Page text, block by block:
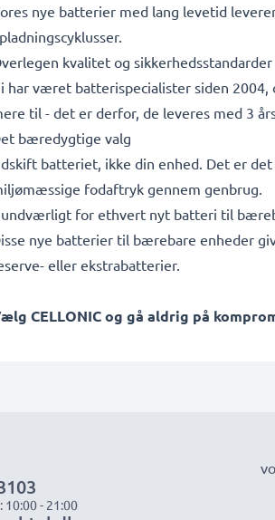
nye batterier med lang levetid
kvalitet og sikkerhedsstandarder
har været batterispecialister siden 2004,
til - det er derfor, de leveres med 3
bæredygtige valg
batteriet, ikke din enhed. Det er
fodaftryk gennem genbrug.
for ethvert nyt batteri til
nye batterier til bærebare enheder
eller ekstrabatterier.
CELLONIC og gå aldrig på
10:00 - 21:00